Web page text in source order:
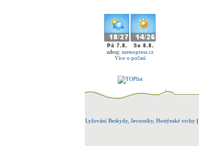
zdroj: meteopress.cz
Více o počasí
Lyžování Beskydy, Javorníky, Hostýnské vrchy |